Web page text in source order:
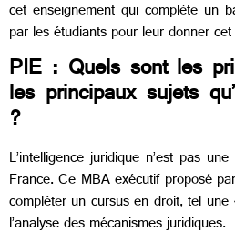
cet enseignement qui complète un
par les étudiants pour leur donner
PIE : Quels sont les
les principaux sujets
?
L’intelligence juridique n’est pas
France. Ce MBA exécutif proposé
compléter un cursus en droit, tel
l’analyse des mécanismes juridiques.